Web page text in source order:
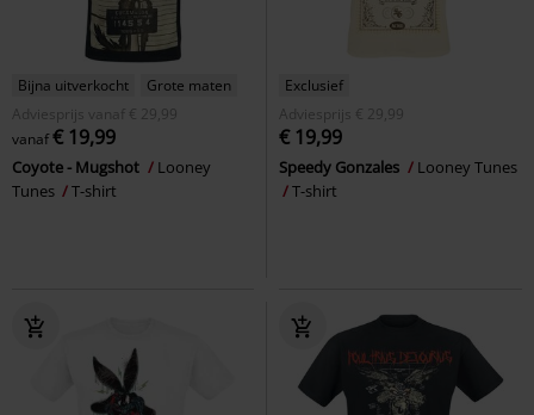
Bijna uitverkocht
Grote maten
Adviesprijs
vanaf € 29,99
vanaf€ 19,99
Coyote - Mugshot
Looney
Tunes
T-shirt
Exclusief
Adviesprijs
€ 29,99
€ 19,99
Speedy Gonzales
Looney Tunes
T-shirt